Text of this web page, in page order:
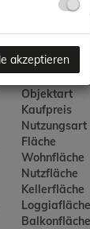
Objektnr.
Zimmer
Objektart
Kaufpreis
Nutzungsart
Fläche
Wohnfläche
Nutzfläche
Kellerfläche
Loggiafläche
Balkonfläche
akzeptieren